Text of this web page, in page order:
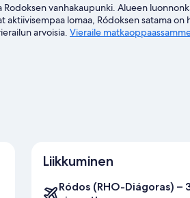
vanhakaupunki. Alueen
aktiivisempaa lomaa, Ródoksen satama on
arvoisia. Vieraile
Liikkuminen
Ródos (RHO-Diágoras) –